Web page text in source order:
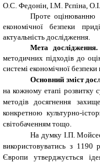
О.С. Федонін, І.М. Рєпіна,
Проте оцінюванню
економічної безпеки
актуальність дослідження.
Мета дослідження.
методичних підходів до
системі економічної безпеки
Основний зміст
на кожному етапі розвитку
методів досягнення
конкретною культурно-
світобаченням тощо.
На думку І.П.
використовуватись з 1190
Європи утверджується